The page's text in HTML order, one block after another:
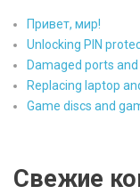
Привет, мир!
Unlocking PIN
Damaged ports
Replacing laptop
Game discs and
Свежие